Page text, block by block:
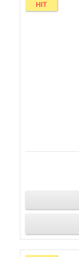
HIT